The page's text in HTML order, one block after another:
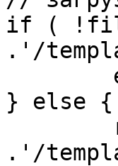
if (
.'/
} else {
.'/